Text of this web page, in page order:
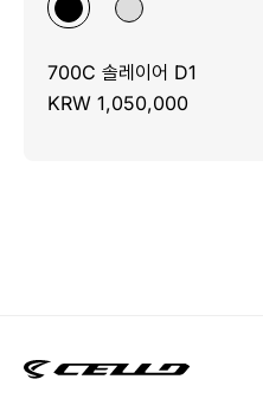
700C 솔레이어 D1
KRW 1,050,000